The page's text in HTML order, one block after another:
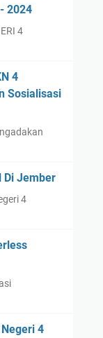
2024
4
4
Sosialisasi
Di Jember
4
4